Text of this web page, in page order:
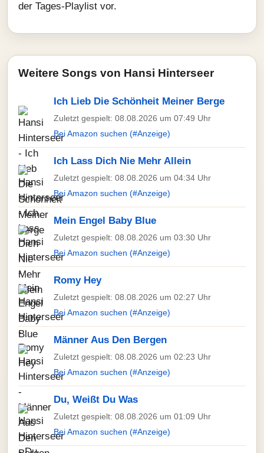
der Tages-Playlist vor.
Weitere Songs von Hansi Hinterseer
Ich Lieb Die Schönheit Meiner Berge
Zuletzt gespielt: 08.08.2026 um 07:49 Uhr
Bei Amazon suchen (#Anzeige)
Ich Lass Dich Nie Mehr Allein
Zuletzt gespielt: 08.08.2026 um 04:34 Uhr
Bei Amazon suchen (#Anzeige)
Mein Engel Baby Blue
Zuletzt gespielt: 08.08.2026 um 03:30 Uhr
Bei Amazon suchen (#Anzeige)
Romy Hey
Zuletzt gespielt: 08.08.2026 um 02:27 Uhr
Bei Amazon suchen (#Anzeige)
Männer Aus Den Bergen
Zuletzt gespielt: 08.08.2026 um 02:23 Uhr
Bei Amazon suchen (#Anzeige)
Du, Weißt Du Was
Zuletzt gespielt: 08.08.2026 um 01:09 Uhr
Bei Amazon suchen (#Anzeige)